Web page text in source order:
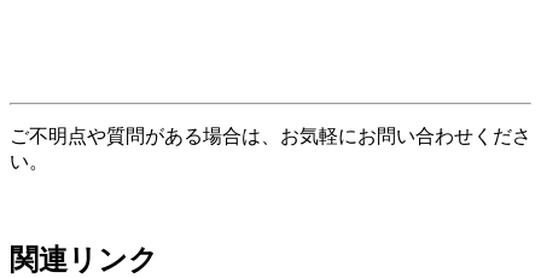
ご不明点や質問がある場合は、お気軽にお問い合わせくださ
い。
関連リンク